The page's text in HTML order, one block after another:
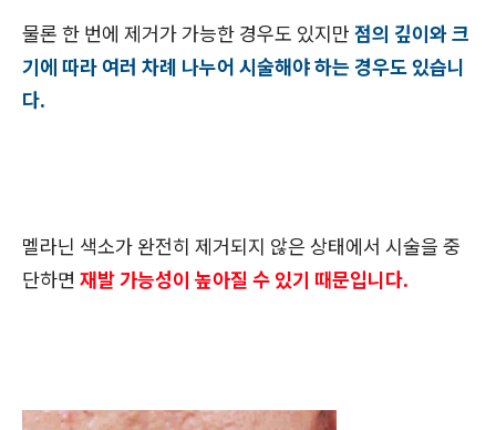
물론 한 번에 제거가 가능한 경우도 있지만 점의 깊이와 크
기에 따라 여러 차례 나누어 시술해야 하는 경우도 있습니
다.
멜라닌 색소가 완전히 제거되지 않은 상태에서 시술을 중
단하면 재발 가능성이 높아질 수 있기 때문입니다.